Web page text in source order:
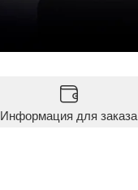
Информация для заказа